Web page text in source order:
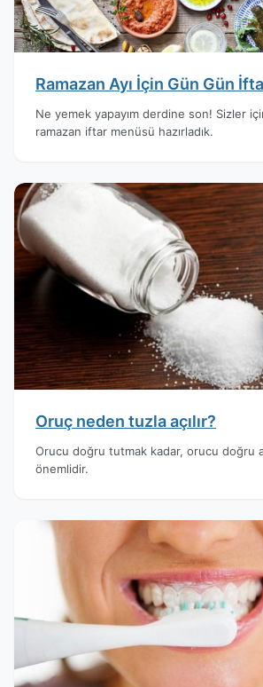
Ramazan Ayı İçin Gün Gün
Ne yemek yapayım derdine son! Sizler
ramazan iftar menüsü hazırladık.
Oruç neden tuzla açılır?
Orucu doğru tutmak kadar, orucu doğru
önemlidir.